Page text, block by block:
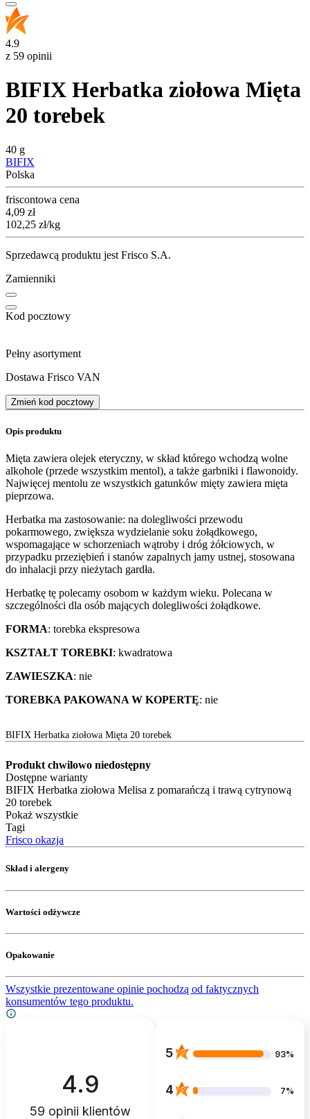
4.9
z 59 opinii
BIFIX Herbatka ziołowa Mięta
20 torebek
40 g
BIFIX
Polska
friscontowa cena
Cena
4,09 zł
102,25 zł/kg
Sprzedawcą produktu jest Frisco S.A.
Zamienniki
Kod pocztowy
Pełny asortyment
Dostawa Frisco VAN
Zmień kod pocztowy
Opis produktu
Mięta zawiera olejek eteryczny, w skład którego wchodzą wolne
alkohole (przede wszystkim mentol), a także garbniki i flawonoidy.
Najwięcej mentolu ze wszystkich gatunków mięty zawiera mięta
pieprzowa.
Herbatka ma zastosowanie: na dolegliwości przewodu
pokarmowego, zwiększa wydzielanie soku żołądkowego,
wspomagające w schorzeniach wątroby i dróg żółciowych, w
przypadku przeziębień i stanów zapalnych jamy ustnej, stosowana
do inhalacji przy nieżytach gardła.
Herbatkę tę polecamy osobom w każdym wieku. Polecana w
szczególności dla osób mających dolegliwości żołądkowe.
FORMA: torebka ekspresowa
KSZTAŁT TOREBKI: kwadratowa
ZAWIESZKA: nie
TOREBKA PAKOWANA W KOPERTĘ: nie
BIFIX Herbatka ziołowa Mięta 20 torebek
Produkt chwilowo niedostępny
Dostępne warianty
BIFIX Herbatka ziołowa Melisa z pomarańczą i trawą cytrynową
20 torebek
Pokaż wszystkie
Tagi
Frisco okazja
Skład i alergeny
Wartości odżywcze
Opakowanie
Wszystkie prezentowane opinie pochodzą od faktycznych
konsumentów tego produktu.
4.9
59 opinii klientów
5 93%
4 7%